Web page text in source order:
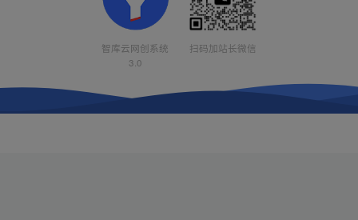
智库云网创系统
3.0
扫码加站长微信